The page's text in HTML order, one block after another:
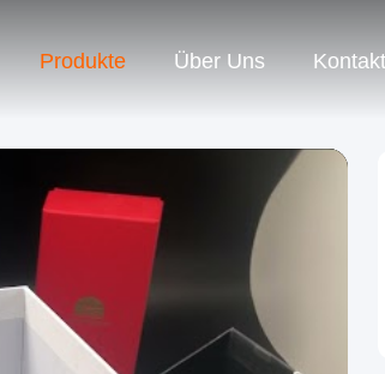
Produkte Über Uns